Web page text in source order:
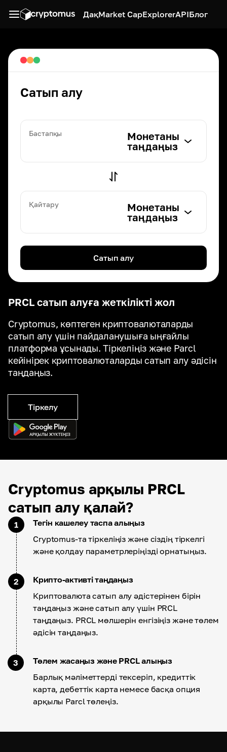
ДақMarket CapExplorerAPIБлог
PRCL сатып алуға жеткілікті жол
Cryptomus, көптеген криптовалюталарды
сатып алу үшін пайдаланушыға ыңғайлы
платформа ұсынады. Тіркеліңіз және Parcl
кейінірек криптовалюталарды сатып алу әдісін
таңдаңыз.
Тіркелу
Сатып алу
Бастапқы
Монетаны
таңдаңыз
Қайтару
Монетаны
таңдаңыз
Сатып алу
Cryptomus арқылы PRCL
сатып алу қалай?
1
Тегін кашелеу таспа алыңыз
Cryptomus-та тіркеліңіз және сіздің тіркелгі
және қолдау параметрлеріңізді орнатыңыз.
2
Крипто-активті таңдаңыз
Криптовалюта сатып алу әдістерінен бірін
таңдаңыз және сатып алу үшін PRCL
таңдаңыз. PRCL мөлшерін енгізіңіз және төлем
әдісін таңдаңыз.
3
Төлем жасаңыз және PRCL алыңыз
Барлық мәліметтерді тексеріп, кредиттік
карта, дебеттік карта немесе басқа опция
арқылы Parcl төлеңіз.